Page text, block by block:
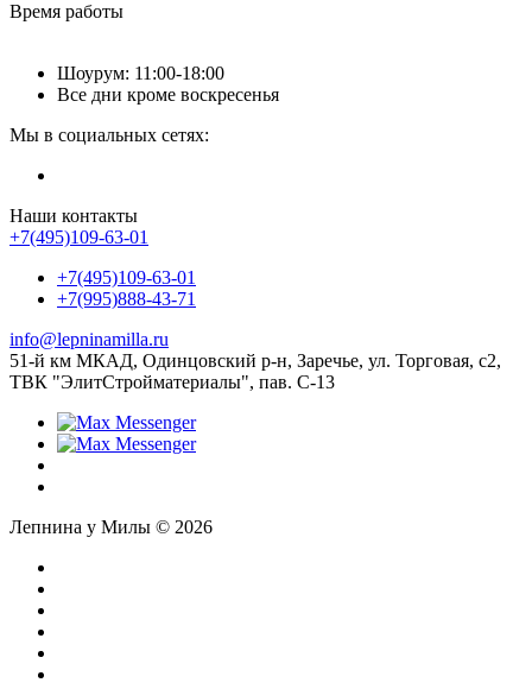
Время работы
Шоурум: 11:00-18:00
Все дни кроме воскресенья
Мы в социальных сетях:
Наши контакты
+7(495)109-63-01
+7(495)109-63-01
+7(995)888-43-71
info@lepninamilla.ru
51-й км МКАД, Одинцовский р-н, Заречье, ул. Торговая, с2,
ТВК "ЭлитСтройматериалы", пав. С-13
Лепнина у Милы © 2026